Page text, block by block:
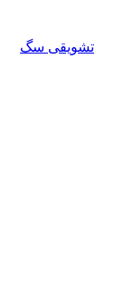
تشویقی سگ